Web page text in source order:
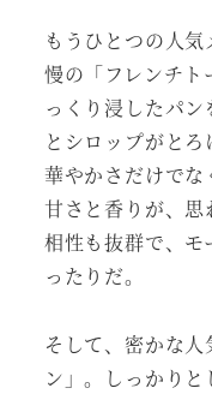
もうひとつの人
慢の「フレンチト
っくり浸したパ
とシロップがと
華やかさだけで
甘さと香りが、
相性も抜群で、
ったりだ。
そして、密かな
ン」。しっかり